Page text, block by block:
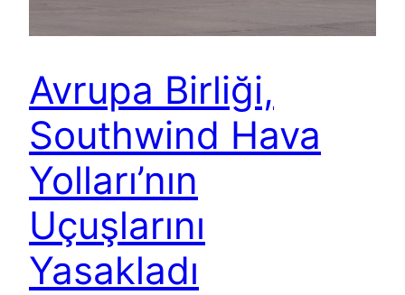
Avrupa Birliği,
Southwind Hava
Yolları’nın
Uçuşlarını
Yasakladı